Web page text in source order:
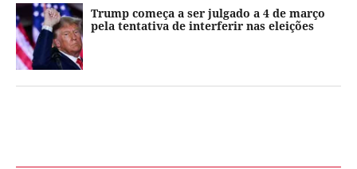
Trump começa a ser julgado a 4 de março
pela tentativa de interferir nas eleições